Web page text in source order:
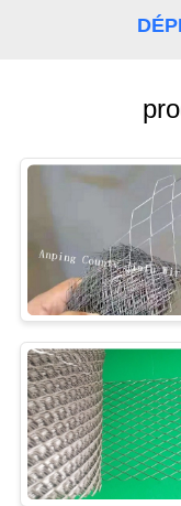
CITATION
SITE
PRIVACY
POLICY